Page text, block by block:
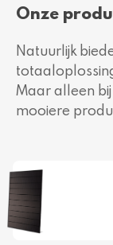
Onze
Natuurlijk
Maar alleen
mooiere